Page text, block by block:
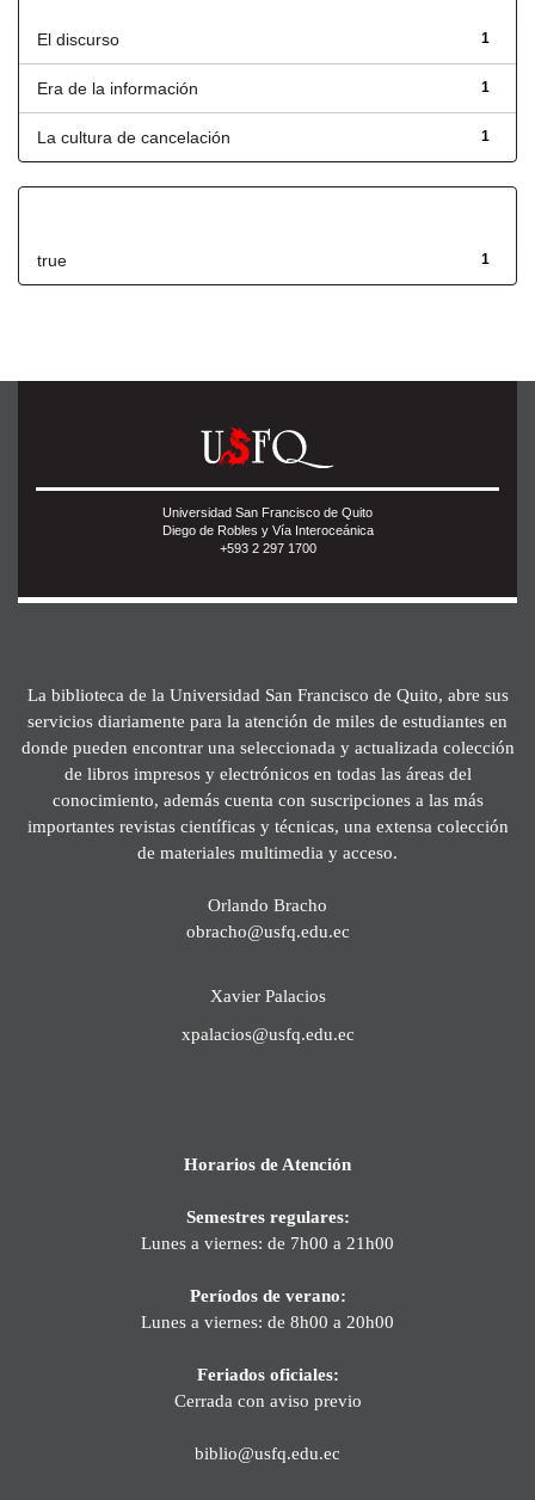
1
El discurso
1
Era de la información
1
La cultura de cancelación
1
true
Universidad San Francisco de Quito
Diego de Robles y Vía Interoceánica
+593 2 297 1700
La biblioteca de la Universidad San Francisco de Quito, abre sus
servicios diariamente para la atención de miles de estudiantes en
donde pueden encontrar una seleccionada y actualizada colección
de libros impresos y electrónicos en todas las áreas del
conocimiento, además cuenta con suscripciones a las más
importantes revistas científicas y técnicas, una extensa colección
de materiales multimedia y acceso.
Orlando Bracho
obracho@usfq.edu.ec
Xavier Palacios
xpalacios@usfq.edu.ec
Horarios de Atención
Semestres regulares:
Lunes a viernes: de 7h00 a 21h00
Períodos de verano:
Lunes a viernes: de 8h00 a 20h00
Feriados oficiales:
Cerrada con aviso previo
biblio@usfq.edu.ec